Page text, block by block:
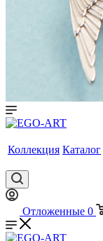
Коллекция Каталог
Отложенные 0